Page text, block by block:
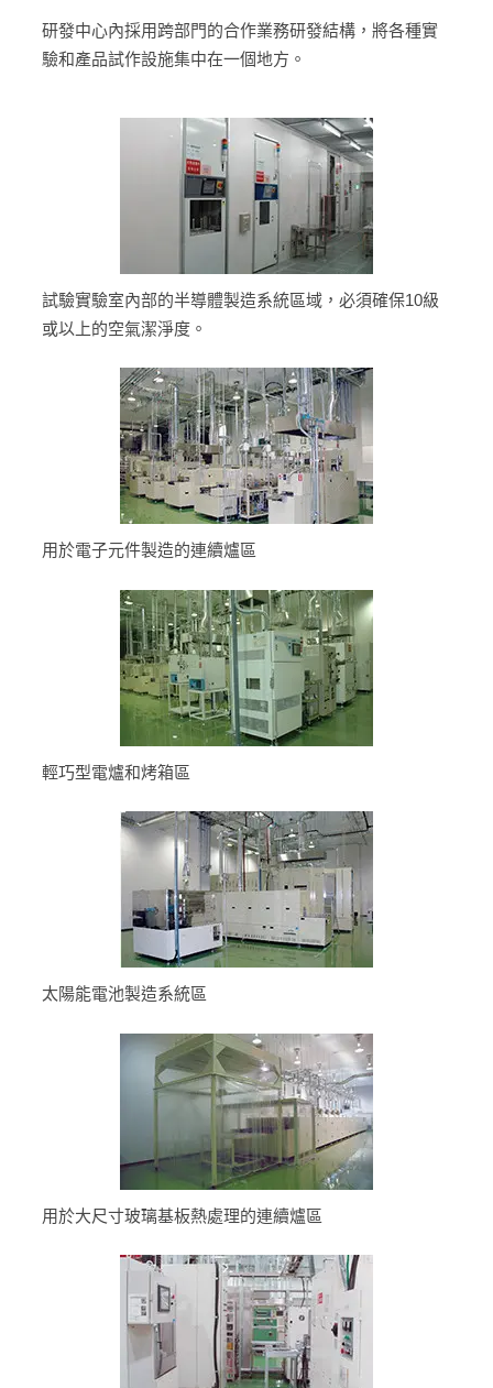
研發中心內採用跨部門的合作業務研發結構，將各種實
驗和產品試作設施集中在一個地方。
試驗實驗室內部的半導體製造系統區域，必須確保10級
或以上的空氣潔淨度。
用於電子元件製造的連續爐區
輕巧型電爐和烤箱區
太陽能電池製造系統區
用於大尺寸玻璃基板熱處理的連續爐區